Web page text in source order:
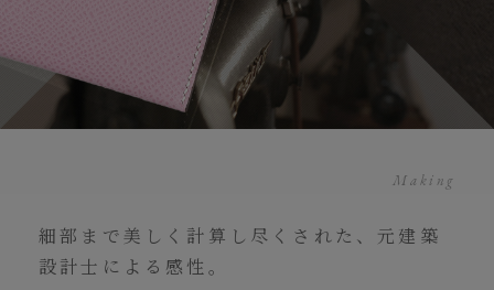
Making
細部まで美しく計算し尽くされた、元建築
設計士による感性。